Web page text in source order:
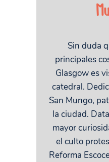
Sin duda
principales
Glasgow es
catedral.
San Mungo,
la ciudad.
mayor
el culto
Reforma